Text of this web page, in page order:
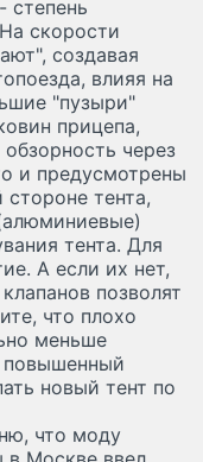
степень
скорости
создавая
влияя на
"пузыри"
прицепа,
через
и предусмотрены
тента,
тента. Для
А если их нет,
позволят
что плохо
меньше
повышенный
новый тент по
что моду